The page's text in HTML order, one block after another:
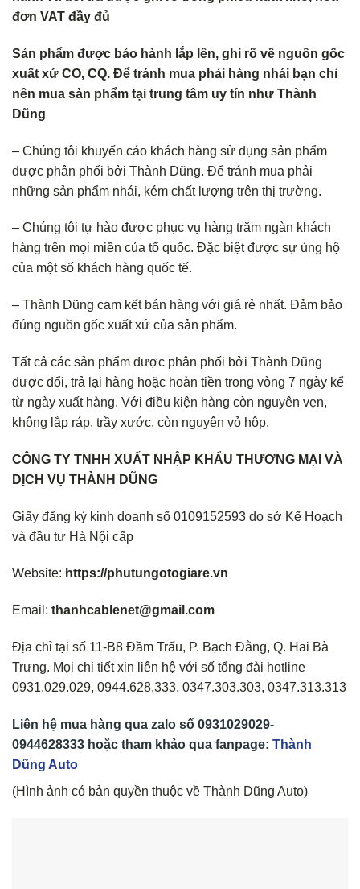
đơn VAT đầy đủ
Sản phẩm được bảo hành lắp lên, ghi rõ về nguồn gốc
xuất xứ CO, CQ. Để tránh mua phải hàng nhái bạn chỉ
nên mua sản phẩm tại trung tâm uy tín như Thành
Dũng
– Chúng tôi khuyến cáo khách hàng sử dụng sản phẩm
được phân phối bởi Thành Dũng. Để tránh mua phải
những sản phẩm nhái, kém chất lượng trên thị trường.
– Chúng tôi tự hào được phục vụ hàng trăm ngàn khách
hàng trên mọi miền của tổ quốc. Đặc biệt được sự ủng hộ
của một số khách hàng quốc tế.
– Thành Dũng cam kết bán hàng với giá rẻ nhất. Đảm bảo
đúng nguồn gốc xuất xứ của sản phẩm.
Tất cả các sản phẩm được phân phối bởi Thành Dũng
được đổi, trả lại hàng hoặc hoàn tiền trong vòng 7 ngày kể
từ ngày xuất hàng. Với điều kiện hàng còn nguyên vẹn,
không lắp ráp, trầy xước, còn nguyên vỏ hộp.
CÔNG TY TNHH XUẤT NHẬP KHẨU THƯƠNG MẠI VÀ
DỊCH VỤ THÀNH DŨNG
Giấy đăng ký kinh doanh số 0109152593 do sở Kế Hoạch
và đầu tư Hà Nội cấp
Website: https://phutungotogiare.vn
Email: thanhcablenet@gmail.com
Địa chỉ tại số 11-B8 Đầm Trấu, P. Bạch Đằng, Q. Hai Bà
Trưng. Mọi chi tiết xin liên hệ với số tổng đài hotline
0931.029.029, 0944.628.333, 0347.303.303, 0347.313.313
Liên hệ mua hàng qua zalo số 0931029029-
0944628333 hoặc tham khảo qua fanpage: Thành
Dũng Auto
(Hình ảnh có bản quyền thuộc về Thành Dũng Auto)